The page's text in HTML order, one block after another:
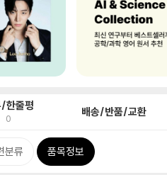
/한줄평
0 배송/반품/교환
분류 품목정보